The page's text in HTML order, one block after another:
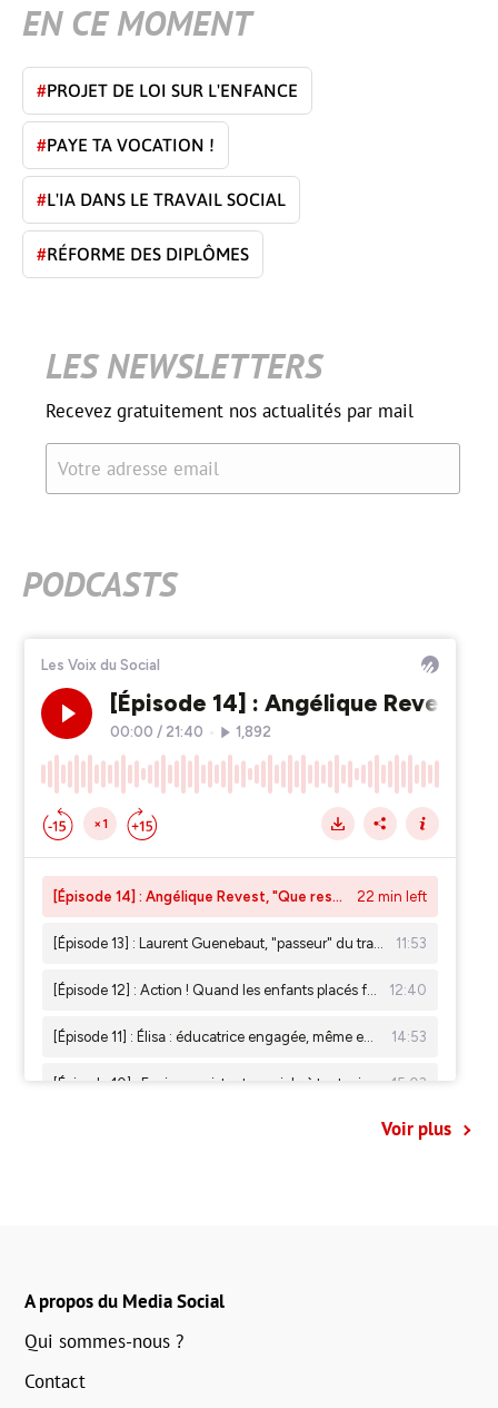
EN CE MOMENT
#PROJET DE LOI SUR L'ENFANCE
#PAYE TA VOCATION !
#L'IA DANS LE TRAVAIL SOCIAL
#RÉFORME DES DIPLÔMES
LES NEWSLETTERS
Recevez gratuitement nos actualités par mail
Votre adresse email
PODCASTS
Voir plus
A propos du Media Social
Qui sommes-nous ?
Contact